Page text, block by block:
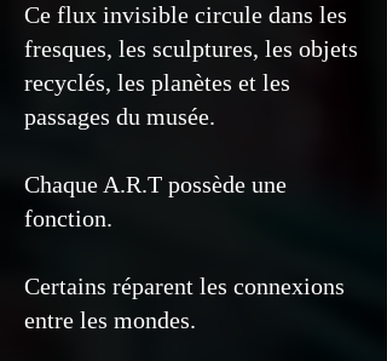
Ce flux invisible circule dans les
fresques, les sculptures, les objets
recyclés, les planètes et les
passages du musée.
Chaque A.R.T possède une
fonction.
Certains réparent les connexions
entre les mondes.